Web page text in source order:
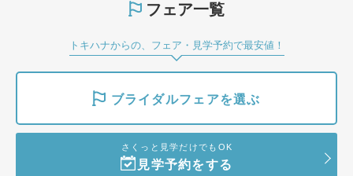
フェア一覧
トキハナからの、フェア・見学予約で最安値！
ブライダルフェアを選ぶ
さくっと見学だけでもOK
見学予約をする